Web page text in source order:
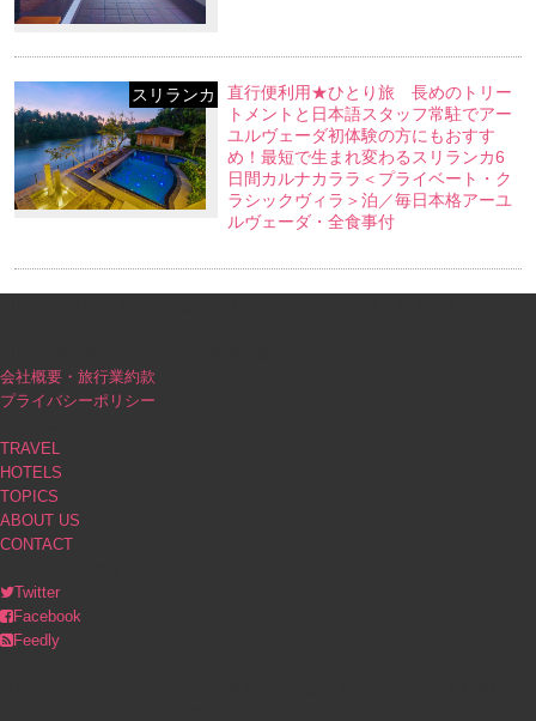
スリランカ
直行便利用★ひとり旅 長めのトリー
トメントと日本語スタッフ常駐でアー
ユルヴェーダ初体験の方にもおすす
め！最短で生まれ変わるスリランカ6
日間カルナカララ＜プライベート・ク
ラシックヴィラ＞泊／毎日本格アーユ
ルヴェーダ・全食事付
会社概要・旅行業約款
プライバシーポリシー
TRAVEL
HOTELS
TOPICS
ABOUT US
CONTACT
Twitter
Facebook
Feedly